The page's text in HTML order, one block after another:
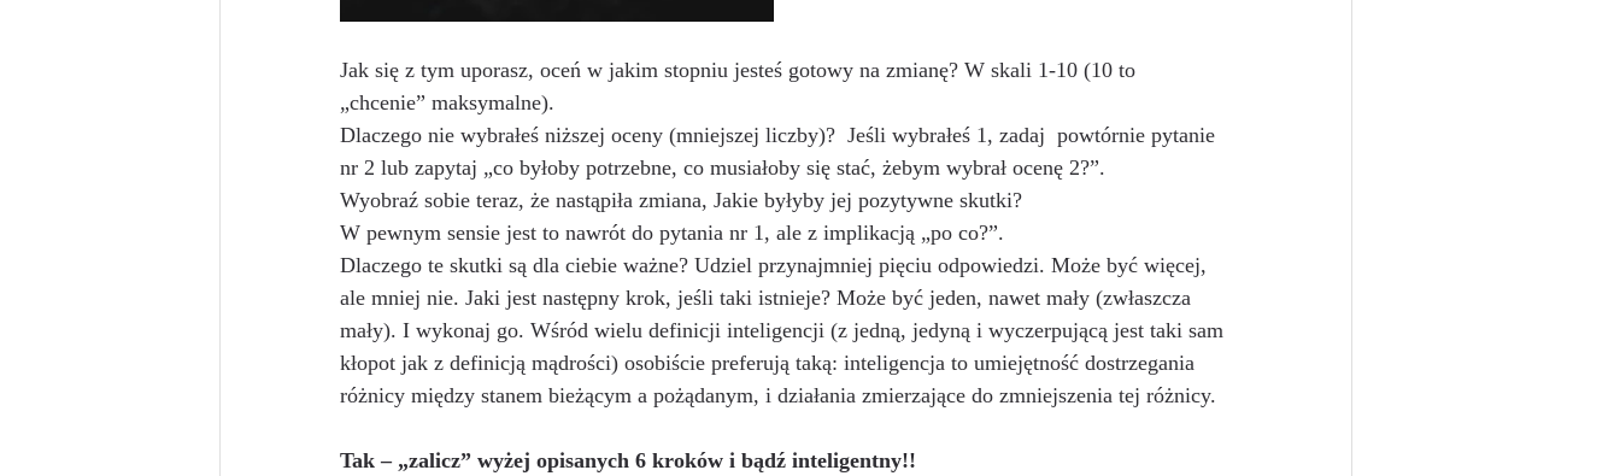
Jak się z tym uporasz, oceń w jakim stopniu jesteś gotowy na zmianę? W skali 1-10 (10 to
„chcenie” maksymalne).
Dlaczego nie wybrałeś niższej oceny (mniejszej liczby)?  Jeśli wybrałeś 1, zadaj  powtórnie pytanie
nr 2 lub zapytaj „co byłoby potrzebne, co musiałoby się stać, żebym wybrał ocenę 2?”.
Wyobraź sobie teraz, że nastąpiła zmiana, Jakie byłyby jej pozytywne skutki?
W pewnym sensie jest to nawrót do pytania nr 1, ale z implikacją „po co?”.
Dlaczego te skutki są dla ciebie ważne? Udziel przynajmniej pięciu odpowiedzi. Może być więcej,
ale mniej nie. Jaki jest następny krok, jeśli taki istnieje? Może być jeden, nawet mały (zwłaszcza
mały). I wykonaj go. Wśród wielu definicji inteligencji (z jedną, jedyną i wyczerpującą jest taki sam
kłopot jak z definicją mądrości) osobiście preferują taką: inteligencja to umiejętność dostrzegania
różnicy między stanem bieżącym a pożądanym, i działania zmierzające do zmniejszenia tej różnicy.
Tak – „zalicz” wyżej opisanych 6 kroków i bądź inteligentny!!